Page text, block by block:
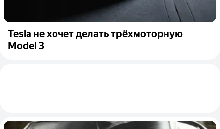
Tesla не хочет делать трёхмоторную
Model 3